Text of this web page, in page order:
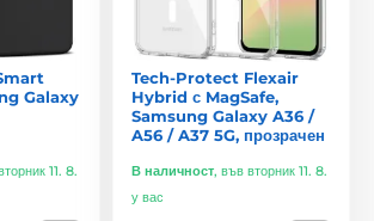
Galaxy
11. 8.
Tech-Protect Flexair
Hybrid с MagSafe,
Samsung Galaxy A36 /
A56 / A37 5G, прозрачен
В наличност, във вторник 11. 8.
у вас